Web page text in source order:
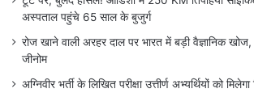
अस्पताल पहुंचे 65 साल के बुजुर्ग
रोज खाने वाली अरहर दाल पर भारत में बड़ी वैज्ञानिक
जीनोम
अग्निवीर भर्ती के लिखित परीक्षा उत्तीर्ण अभ्यर्थियों को